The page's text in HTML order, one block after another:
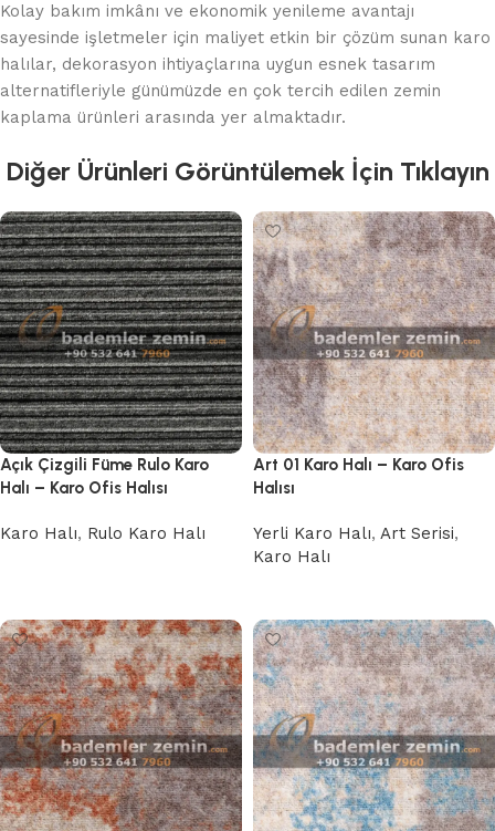
Kolay bakım imkânı ve ekonomik yenileme avantajı
sayesinde işletmeler için maliyet etkin bir çözüm sunan karo
halılar, dekorasyon ihtiyaçlarına uygun esnek tasarım
alternatifleriyle günümüzde en çok tercih edilen zemin
kaplama ürünleri arasında yer almaktadır.
Diğer Ürünleri Görüntülemek İçin Tıklayın
Açık Çizgili Füme Rulo Karo
Halı – Karo Ofis Halısı
Karo Halı, Rulo Karo Halı
Art 01 Karo Halı – Karo Ofis
Halısı
Yerli Karo Halı, Art Serisi,
Karo Halı